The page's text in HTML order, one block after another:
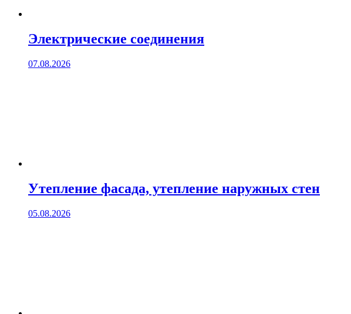
Электрические соединения
07.08.2026
Утепление фасада, утепление наружных стен
05.08.2026